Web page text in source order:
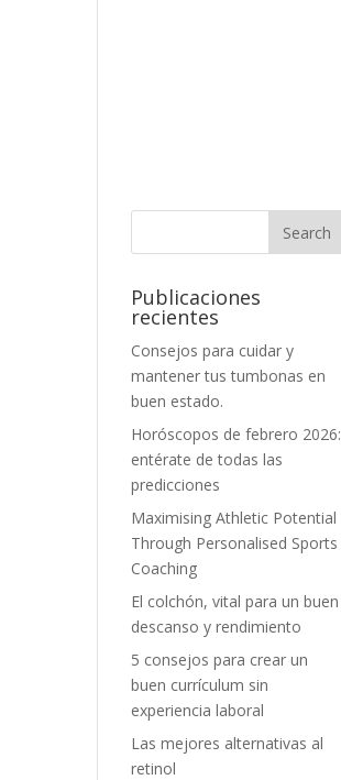
Publicaciones
recientes
Consejos para cuidar y
mantener tus tumbonas en
buen estado.
Horóscopos de febrero 2026:
entérate de todas las
predicciones
Maximising Athletic Potential
Through Personalised Sports
Coaching
El colchón, vital para un buen
descanso y rendimiento
5 consejos para crear un
buen currículum sin
experiencia laboral
Las mejores alternativas al
retinol